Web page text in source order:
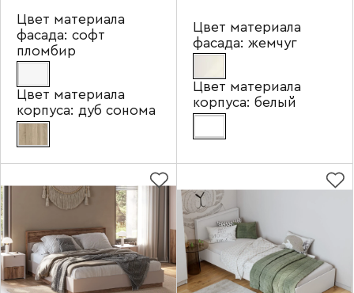
Цвет материала
фасада: софт
пломбир
Цвет материала
корпуса: дуб сонома
Цвет материала
фасада: жемчуг
Цвет материала
корпуса: белый